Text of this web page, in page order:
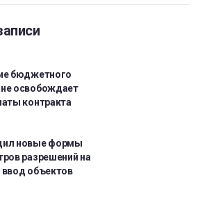
бюджетного
освобождает
контракта
новые формы
разрешений на
ввод объектов